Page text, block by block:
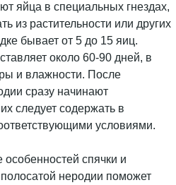
яйца в специальных гнездах,
из растительности или других
бывает от 5 до 15 яиц.
около 60-90 дней, в
и влажности. После
сразу начинают
следует содержать в
условиями.
спячки и
неродии поможет